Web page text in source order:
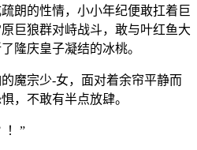
朗的性情，小小年纪便敢扛着巨
巨狼群对峙战斗，敢与叶红鱼大
隆庆皇子凝结的冰桃。
魔宗少-女，面对着余帘平静而
，不敢有半点放肆。
！”